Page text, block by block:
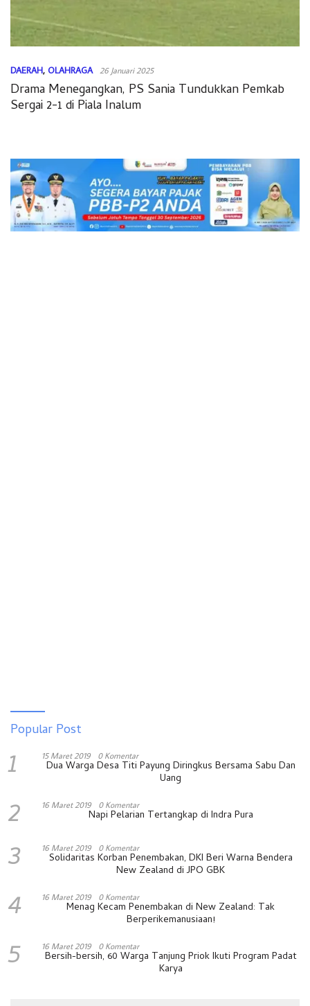
DAERAH, OLAHRAGA 26 Januari 2025
Drama Menegangkan, PS Sania Tundukkan Pemkab
Sergai 2-1 di Piala Inalum
Popular Post
1 15 Maret 2019 0 Komentar
Dua Warga Desa Titi Payung Diringkus Bersama Sabu Dan
Uang
2 16 Maret 2019 0 Komentar
Napi Pelarian Tertangkap di Indra Pura
3 16 Maret 2019 0 Komentar
Solidaritas Korban Penembakan, DKI Beri Warna Bendera
New Zealand di JPO GBK
4 16 Maret 2019 0 Komentar
Menag Kecam Penembakan di New Zealand: Tak
Berperikemanusiaan!
5 16 Maret 2019 0 Komentar
Bersih-bersih, 60 Warga Tanjung Priok Ikuti Program Padat
Karya